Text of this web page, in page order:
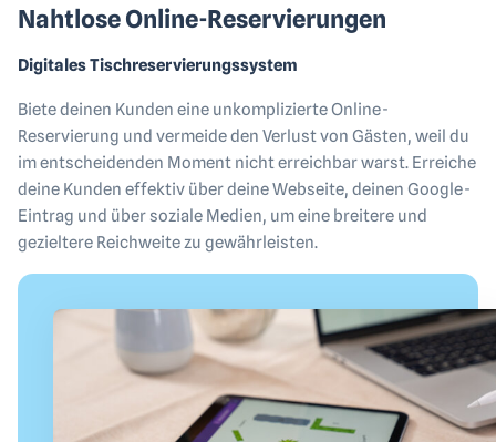
Nahtlose Online-Reservierungen
Digitales Tischreservierungssystem
Biete deinen Kunden eine unkomplizierte Online-
Reservierung und vermeide den Verlust von Gästen, weil du
im entscheidenden Moment nicht erreichbar warst. Erreiche
deine Kunden effektiv über deine Webseite, deinen Google-
Eintrag und über soziale Medien, um eine breitere und
gezieltere Reichweite zu gewährleisten.